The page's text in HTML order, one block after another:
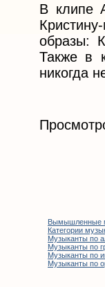
В клипе
образы:
Также в
никогда
Вымышленные
Категории
Музыканты по
Музыканты по
Музыканты по
Музыканты по